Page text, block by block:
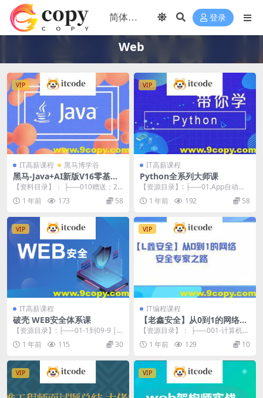
登录
Web
VIP
IT高薪课程 黑马博学谷
黑马-Java+AI新版V16零基础
就业班
【资料目录】： ├──010赠送：20
25新版JavaWeb+AI快速入门【独
立...1 年前 173 58
VIP
IT高薪课程
Python全系列大师课
【资源目录】: ├──01.App自动化
测试-1527 | ├──章节1-App...
1 年前 192 58
VIP
IT高薪课程
破壳 WEB安全体系课
【资源目录】: ├──01-1到09-9 |
├──1-1 行业大咖推荐语 ne...
1 年前 115 30
VIP
IT编程课程
【老鑫安全】从0到1的网络安
全专家之路 二进制安全和We
b安全
【资源目录】： ├──001-计算机组
成原理-01.mp4 171.54M ├─...
1 年前 129 10
VIP VIP